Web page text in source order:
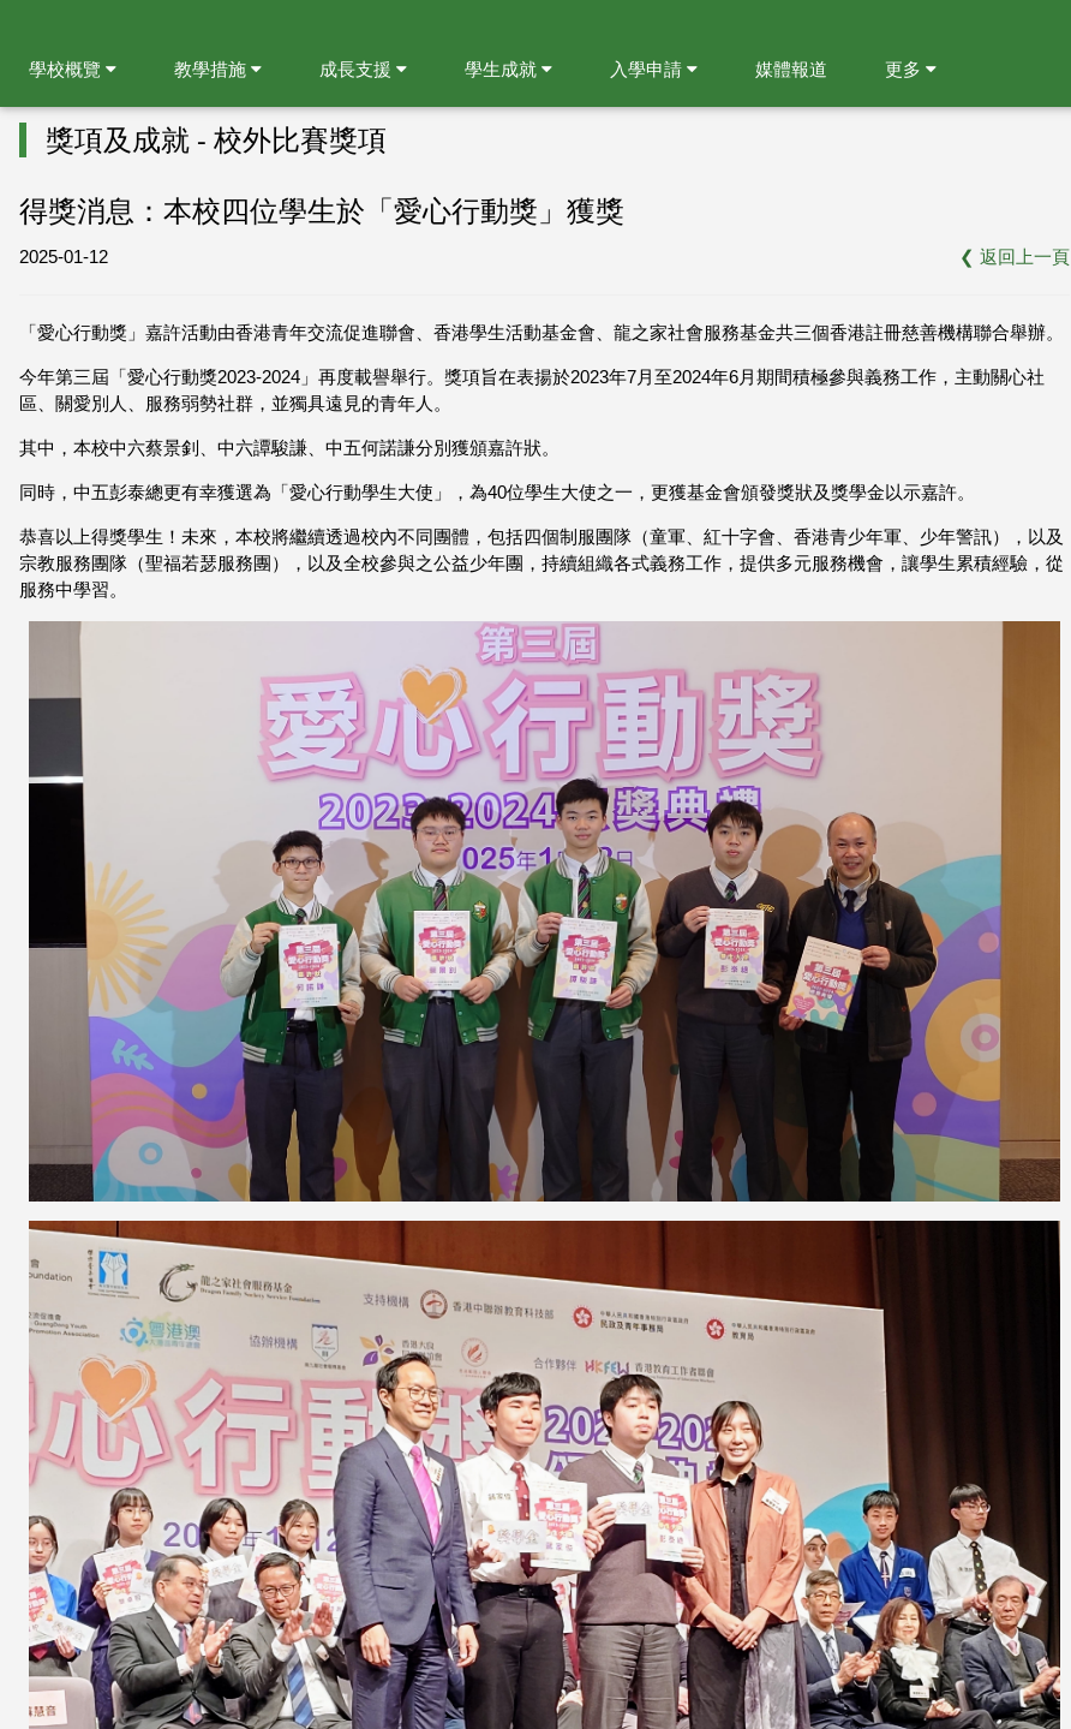
學校概覽 教學措施 成長支援 學生成就 入學申請 媒體報道 更多
獎項及成就 - 校外比賽獎項
得獎消息：本校四位學生於「愛心行動獎」獲獎
2025-01-12 ❮ 返回上一頁
「愛⼼⾏動獎」嘉許活動由香港青年交流促進聯會、香港學生活動基金會、龍之家社會服務基金共三個香港註冊慈善機構聯合舉辦。
今年第三屆「愛心行動獎2023-2024」再度載譽舉行。獎項旨在表揚於2023年7月至2024年6月期間積極參與義務工作，主動關心社
區、關愛別人、服務弱勢社群，並獨具遠見的青年人。
其中，本校中六蔡景釗、中六譚駿謙、中五何諾謙分別獲頒嘉許狀。
同時，中五彭泰總更有幸獲選為「愛心行動學生大使」，為40位學生大使之一，更獲基金會頒發獎狀及獎學金以示嘉許。
恭喜以上得獎學生！未來，本校將繼續透過校內不同團體，包括四個制服團隊（童軍、紅十字會、香港青少年軍、少年警訊），以及
宗教服務團隊（聖福若瑟服務團），以及全校參與之公益少年團，持續組織各式義務工作，提供多元服務機會，讓學生累積經驗，從
服務中學習。